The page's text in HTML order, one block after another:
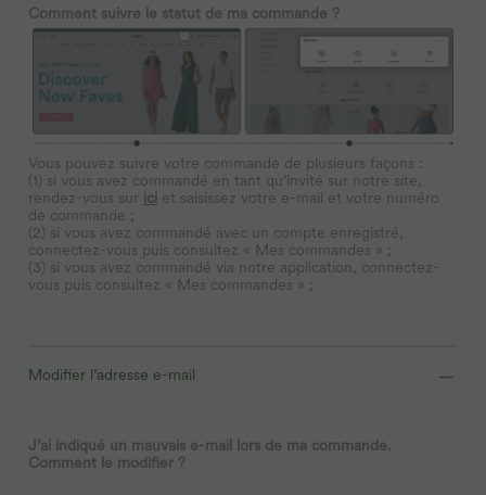
Comment suivre le statut de ma commande ?
Vous pouvez suivre votre commande de plusieurs façons :
(1) si vous avez commandé en tant qu’invité sur notre site,
rendez-vous sur ici et saisissez votre e-mail et votre numéro
de commande ;
(2) si vous avez commandé avec un compte enregistré,
connectez-vous puis consultez « Mes commandes » ;
(3) si vous avez commandé via notre application, connectez-
vous puis consultez « Mes commandes » ;
Modifier l’adresse e-mail
J’ai indiqué un mauvais e-mail lors de ma commande.
Comment le modifier ?